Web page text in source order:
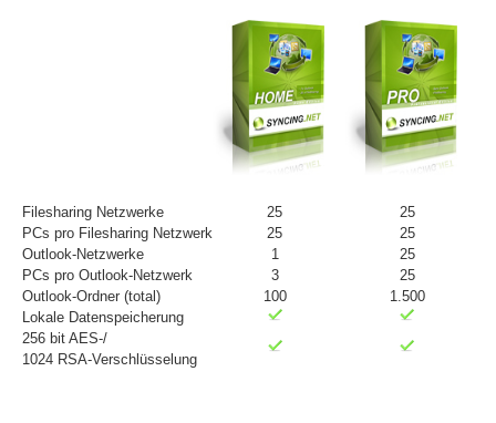
Filesharing Netzwerke 25
25
PCs pro Filesharing Netzwerk
25
25
Outlook-Netzwerke
1
25
PCs pro Outlook-Netzwerk
3
25
Outlook-Ordner (total)
100
1.500
Lokale Datenspeicherung
256 bit AES-/
1024 RSA-Verschlüsselung